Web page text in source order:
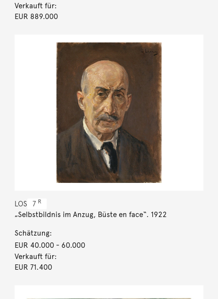
Verkauft für:
EUR 889.000
LOS 7 R
„Selbstbildnis im Anzug, Büste en face“. 1922
Schätzung:
EUR 40.000- 60.000
Verkauft für:
EUR 71.400